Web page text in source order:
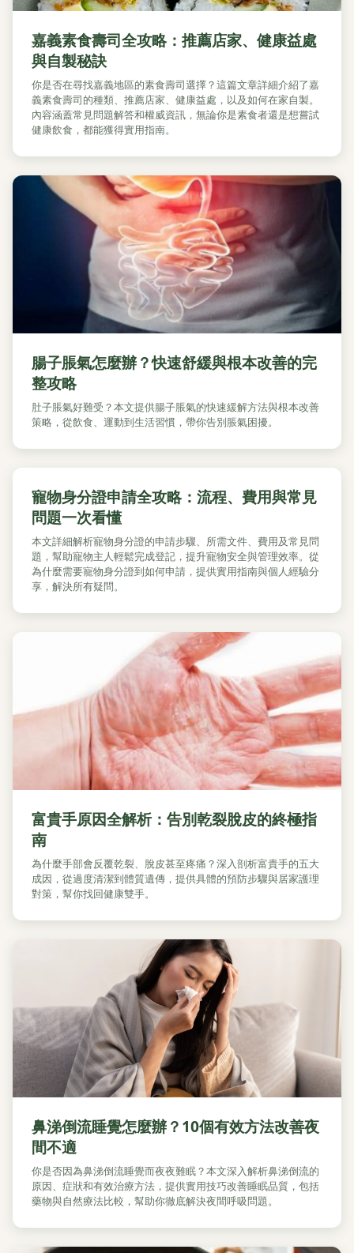
嘉義素食壽司全攻略：推薦店家、健康益處
與自製秘訣
你是否在尋找嘉義地區的素食壽司選擇？這篇文章詳細介紹了嘉
義素食壽司的種類、推薦店家、健康益處，以及如何在家自製。
內容涵蓋常見問題解答和權威資訊，無論你是素食者還是想嘗試
健康飲食，都能獲得實用指南。
腸子脹氣怎麼辦？快速舒緩與根本改善的完
整攻略
肚子脹氣好難受？本文提供腸子脹氣的快速緩解方法與根本改善
策略，從飲食、運動到生活習慣，帶你告別脹氣困擾。
寵物身分證申請全攻略：流程、費用與常見
問題一次看懂
本文詳細解析寵物身分證的申請步驟、所需文件、費用及常見問
題，幫助寵物主人輕鬆完成登記，提升寵物安全與管理效率。從
為什麼需要寵物身分證到如何申請，提供實用指南與個人經驗分
享，解決所有疑問。
富貴手原因全解析：告別乾裂脫皮的終極指
南
為什麼手部會反覆乾裂、脫皮甚至疼痛？深入剖析富貴手的五大
成因，從過度清潔到體質遺傳，提供具體的預防步驟與居家護理
對策，幫你找回健康雙手。
鼻涕倒流睡覺怎麼辦？10個有效方法改善夜
間不適
你是否因為鼻涕倒流睡覺而夜夜難眠？本文深入解析鼻涕倒流的
原因、症狀和有效治療方法，提供實用技巧改善睡眠品質，包括
藥物與自然療法比較，幫助你徹底解決夜間呼吸問題。